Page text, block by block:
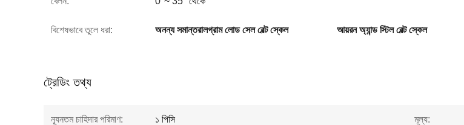
বিশেষভাবে তুলে ধরা: অনন্য সমান্তরালগ্রাম লোড সেল বেল্ট স্কেল আয়রন অ্যান্ড স্টিল বেল্ট স্কেল
ট্রেডিং তথ্য
ন্যূনতম চাহিদার পরিমাণ: ১ পিসি মূল্য: